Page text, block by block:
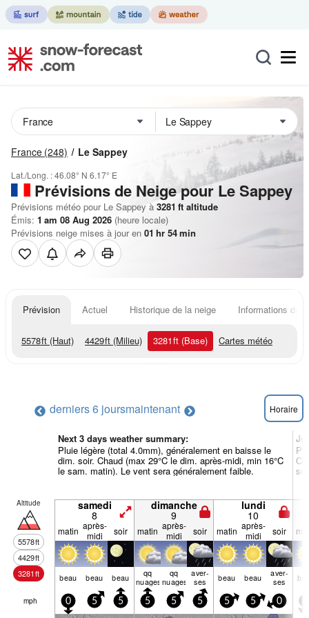
France (248) Le Sappey
Lat./Long. :46.08° N 6.17° E
Prévisions de Neigepour Le Sappey
Prévisions météo pour Le Sappey à 3281 ft altitude
Émis: 1 am 08 Aug 2026 (heure locale)
Prévisions neige mises à jour en 01 hr 54min
Prévision Actuel Historique de la neige Informations du
5578ft (Haut) 4429ft (Milieu) 3281ft (Base) Cartes météo
derniers 6 joursmaintenant Horaire
Next 3 days weather summary:
Pluie légère (total 4.0mm), généralement en baisse le
dim. soir. Chaud (max 29°C le dim. après-midi, min 16°C
le sam. matin). Le vent sera généralement faible.
Altitude
5578ft
4429ft
3281ft
samedi
8
dimanche
9
lundi
10
matin après-
midi
soir matin après-
midi
soir matin après-
midi
soir
beau beau beau qq
nuages
qq
nuages
aver­
ses beau beau aver­
ses
mph 0 5 5 5 5 5 5 5 0